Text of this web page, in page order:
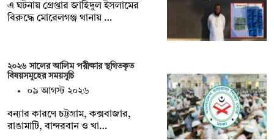
এ ঘটনায় গ্রেপ্তার জাহিদুল ইসলামের
বিরুদ্ধে মোরেলগঞ্জ থানায় …
২০২৬ সালের আলিম পরীক্ষার স্থগিতকৃত
বিষয়সমূহের সময়সূচি
০৯ আগস্ট ২০২৬
বন্যার কারণে চট্টগ্রাম, কক্সবাজার,
রাঙামাটি, বান্দরবান ও খা…